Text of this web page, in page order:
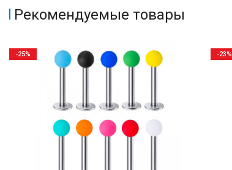
Рекомендуемые товары
-25% -23%